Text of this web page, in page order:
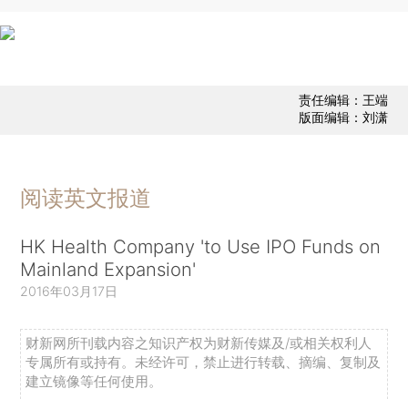
责任编辑：王端
版面编辑：刘潇
阅读英文报道
HK Health Company 'to Use IPO Funds on
Mainland Expansion'
2016年03月17日
财新网所刊载内容之知识产权为财新传媒及/或相关权利人
专属所有或持有。未经许可，禁止进行转载、摘编、复制及
建立镜像等任何使用。